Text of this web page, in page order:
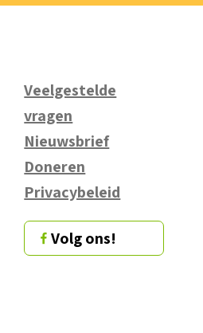
Veelgestelde
vragen
Nieuwsbrief
Doneren
Privacybeleid
Volg ons!